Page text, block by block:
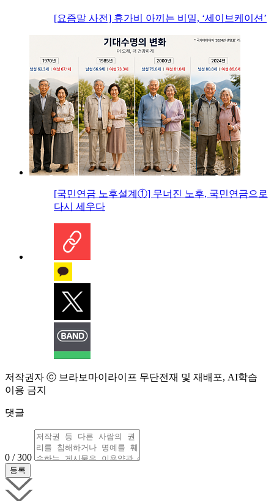
[요즘말 사전] 휴가비 아끼는 비밀, ‘세이브케이션’
[국민연금 노후설계①] 무너진 노후, 국민연금으로
다시 세우다
저작권자 ⓒ 브라보마이라이프 무단전재 및 재배포, AI학습
이용 금지
댓글
0 / 300